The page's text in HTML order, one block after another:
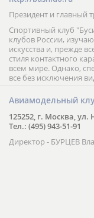
Президент и главный
Спортивный клуб
клубов России,
искусства и, прежде
стиля контактного
всем мире. Однако,
все без исключения
Авиамодельный
125252, г. Москва, ул.
Тел.: (495) 943-51-91
Директор - БУРЦЕВ